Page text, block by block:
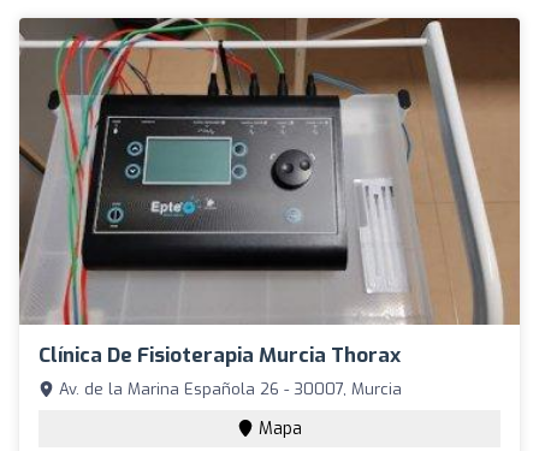
Clínica De Fisioterapia Murcia Thorax
Av. de la Marina Española 26 - 30007, Murcia
Mapa